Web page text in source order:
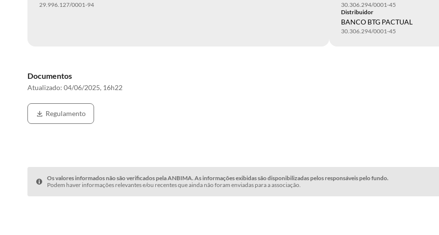
29.996.127/0001-94
30.306.294/0001-45
Distribuidor
BANCO BTG PACTUAL
30.306.294/0001-45
Documentos
Atualizado: 04/06/2025, 16h22
Regulamento
Os valores informados não são verificados pela ANBIMA. As informações exibidas são disponibilizadas pelos responsáveis pelo fundo.
Podem haver informações relevantes e/ou recentes que ainda não foram enviadas para a associação.